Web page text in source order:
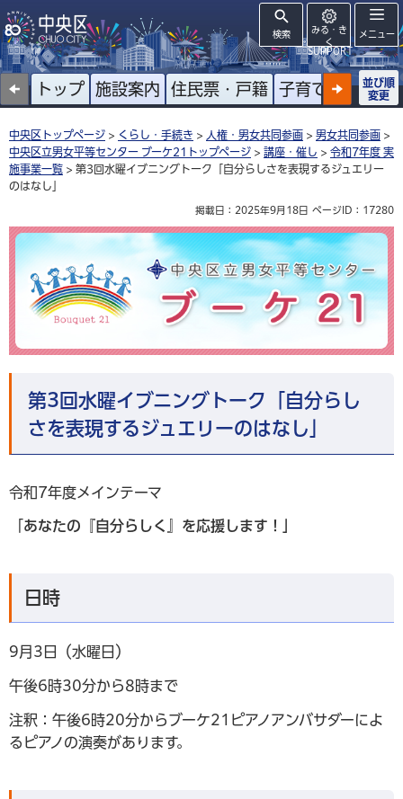
検索
みる・き
く
SUPPORT
メニュー
トップ 施設案内 住民票・戸籍 子育て 高齢者
並び順
変更
中央区トップページ > くらし・手続き > 人権・男女共同参画 > 男女共同参画 >
中央区立男女平等センター ブーケ21トップページ > 講座・催し > 令和7年度 実
施事業一覧 > 第3回水曜イブニングトーク「自分らしさを表現するジュエリー
のはなし」
掲載日：2025年9月18日 ページID：17280
第3回水曜イブニングトーク「自分らし
さを表現するジュエリーのはなし」
令和7年度メインテーマ
あなたの『自分らしく』を応援します！」
日時
9月3日（水曜日）
午後6時30分から8時まで
注釈：午後6時20分からブーケ21ピアノアンバサダーによ
るピアノの演奏があります。